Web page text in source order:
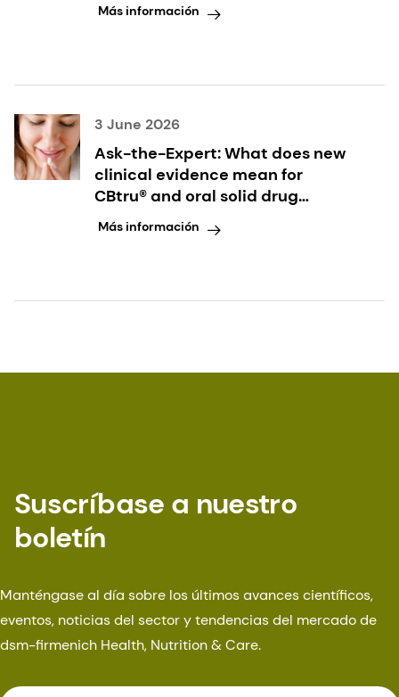
Más información
3 June 2026
Ask-the-Expert: What does new
clinical evidence mean for
CBtru® and oral solid drug
delivery?
Más información
Suscríbase a nuestro
boletín
Manténgase al día sobre los últimos avances científicos,
eventos, noticias del sector y tendencias del mercado de
dsm-firmenich Health, Nutrition & Care.